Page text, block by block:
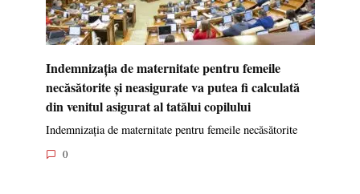
Indemnizația de maternitate pentru femeile
necăsătorite și neasigurate va putea fi calculată
din venitul asigurat al tatălui copilului
Indemnizația de maternitate pentru femeile necăsătorite
0